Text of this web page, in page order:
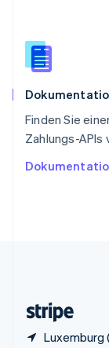
Finden Sie
Zahlungs-APIs
Luxemburg
English
Spanien
Thailand
English
English